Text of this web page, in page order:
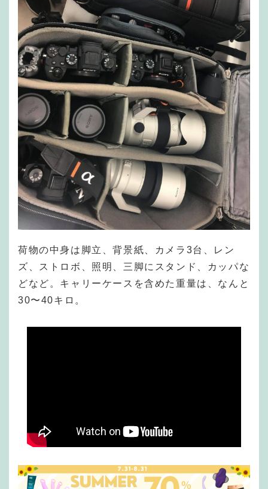
荷物の中身は脚立、背景紙、カメラ3台、レン
ズ、ストロボ、照明、三脚にスタンド、カッパな
どなど。キャリーケースを含めた重量は、なんと
30〜40キロ。